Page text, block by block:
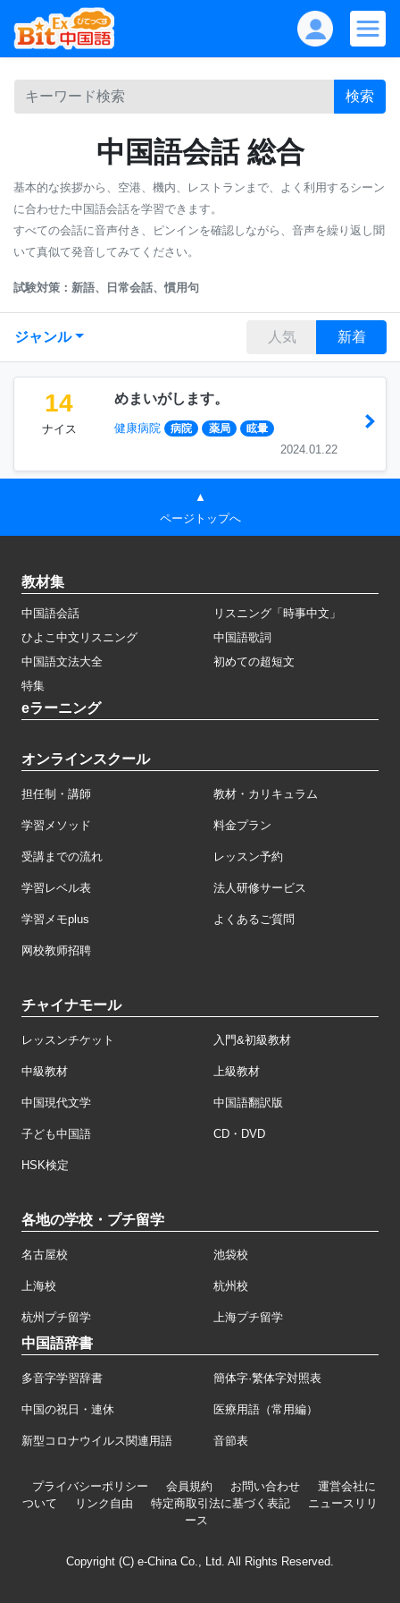
検索
中国語会話 総合
基本的な挨拶から、空港、機内、レストランまで、よく利用するシーン
に合わせた中国語会話を学習できます。
すべての会話に音声付き、ピンインを確認しながら、音声を繰り返し聞
いて真似て発音してみてください。
試験対策：新語、日常会話、慣用句
ジャンル 人気 新着
14
ナイス
めまいがします。
健康病院 病院 薬局 眩暈
2024.01.22
▲
ページトップへ
教材集
中国語会話
リスニング「時事中文」
ひよこ中文リスニング
中国語歌詞
中国語文法大全
初めての超短文
特集
eラーニング
オンラインスクール
担任制・講師 教材・カリキュラム
学習メソッド 料金プラン
受講までの流れ レッスン予約
学習レベル表 法人研修サービス
学習メモplus よくあるご質問
网校教师招聘
チャイナモール
レッスンチケット 入門&初級教材
中級教材 上級教材
中国現代文学 中国語翻訳版
子ども中国語 CD・DVD
HSK検定
各地の学校・プチ留学
名古屋校 池袋校
上海校 杭州校
杭州プチ留学 上海プチ留学
中国語辞書
多音字学習辞書 簡体字·繁体字対照表
中国の祝日・連休 医療用語（常用編）
新型コロナウイルス関連用語 音節表
プライバシーポリシー 会員規約 お問い合わせ
運営会社に
ついて
リンク自由 特定商取引法に基づく表記
ニュースリリ
ース
Copyright (C) e-China Co., Ltd. All Rights Reserved.